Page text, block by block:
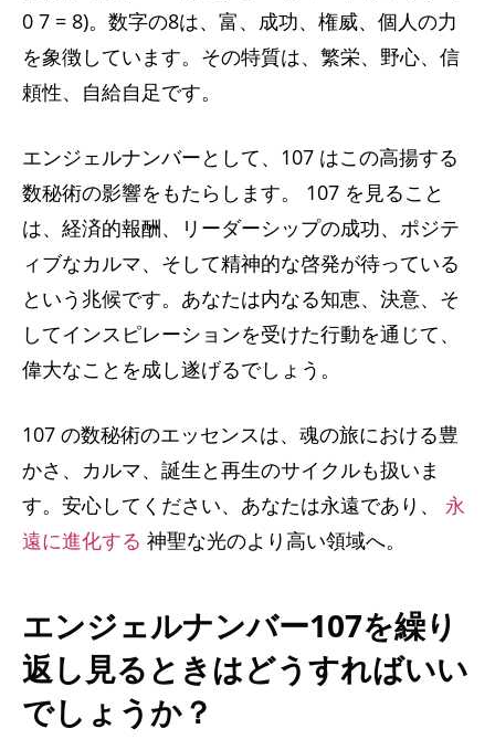
0 7 = 8)。数字の8は、富、成功、権威、個人の力
を象徴しています。その特質は、繁栄、野心、信
頼性、自給自足です。
エンジェルナンバーとして、107 はこの高揚する
数秘術の影響をもたらします。 107 を見ること
は、経済的報酬、リーダーシップの成功、ポジテ
ィブなカルマ、そして精神的な啓発が待っている
という兆候です。あなたは内なる知恵、決意、そ
してインスピレーションを受けた行動を通じて、
偉大なことを成し遂げるでしょう。
107 の数秘術のエッセンスは、魂の旅における豊
かさ、カルマ、誕生と再生のサイクルも扱いま
す。安心してください、あなたは永遠であり、 永
遠に進化する 神聖な光のより高い領域へ。
エンジェルナンバー107を繰り
返し見るときはどうすればいい
でしょうか？